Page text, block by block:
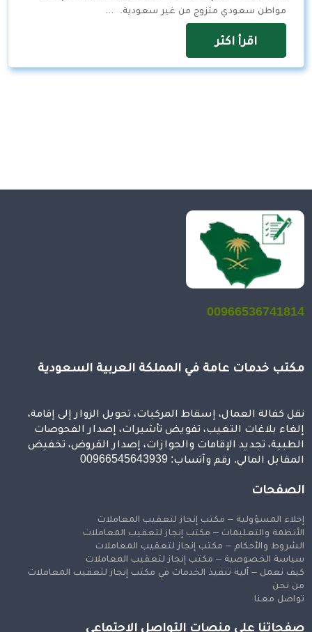
مواطن سعودي متزوج من غير سعودية. …
اقرأ اكثر
00966536741814
مكتب خدمات عامة في المملكة العربية السعودية
نقل كفالة العمال، إسقاط المركبات، تحويل الزوار إلى إقامة،
إلغاء بلاغات التغيب، تفويض تأشيرات، إصدار الفحوصات
الطبية، تجديد الإقامات والجوازات، إصدار القروض، تخفيض
المقابل المالي. رقم وآتساب: 00966545643939
الصفحات
إخلاء المسؤولية – مكتب إنجاز لتعقيب المعاملات
الأنظمة والتعليمات – مكتب إنجاز لتعقيب المعاملات
الشروط والأحكام – مكتب إنجاز لتعقيب المعاملات
سياسة الخصوصية – مكتب إنجاز لتعقيب المعاملات
كيف نعمل – آلية تنفيذ الخدمات في مكتب إنجاز لتعقيب المعاملات
من نحن
تواصل معنا
صفحاتنا على منصات التواصل الاجتماعي